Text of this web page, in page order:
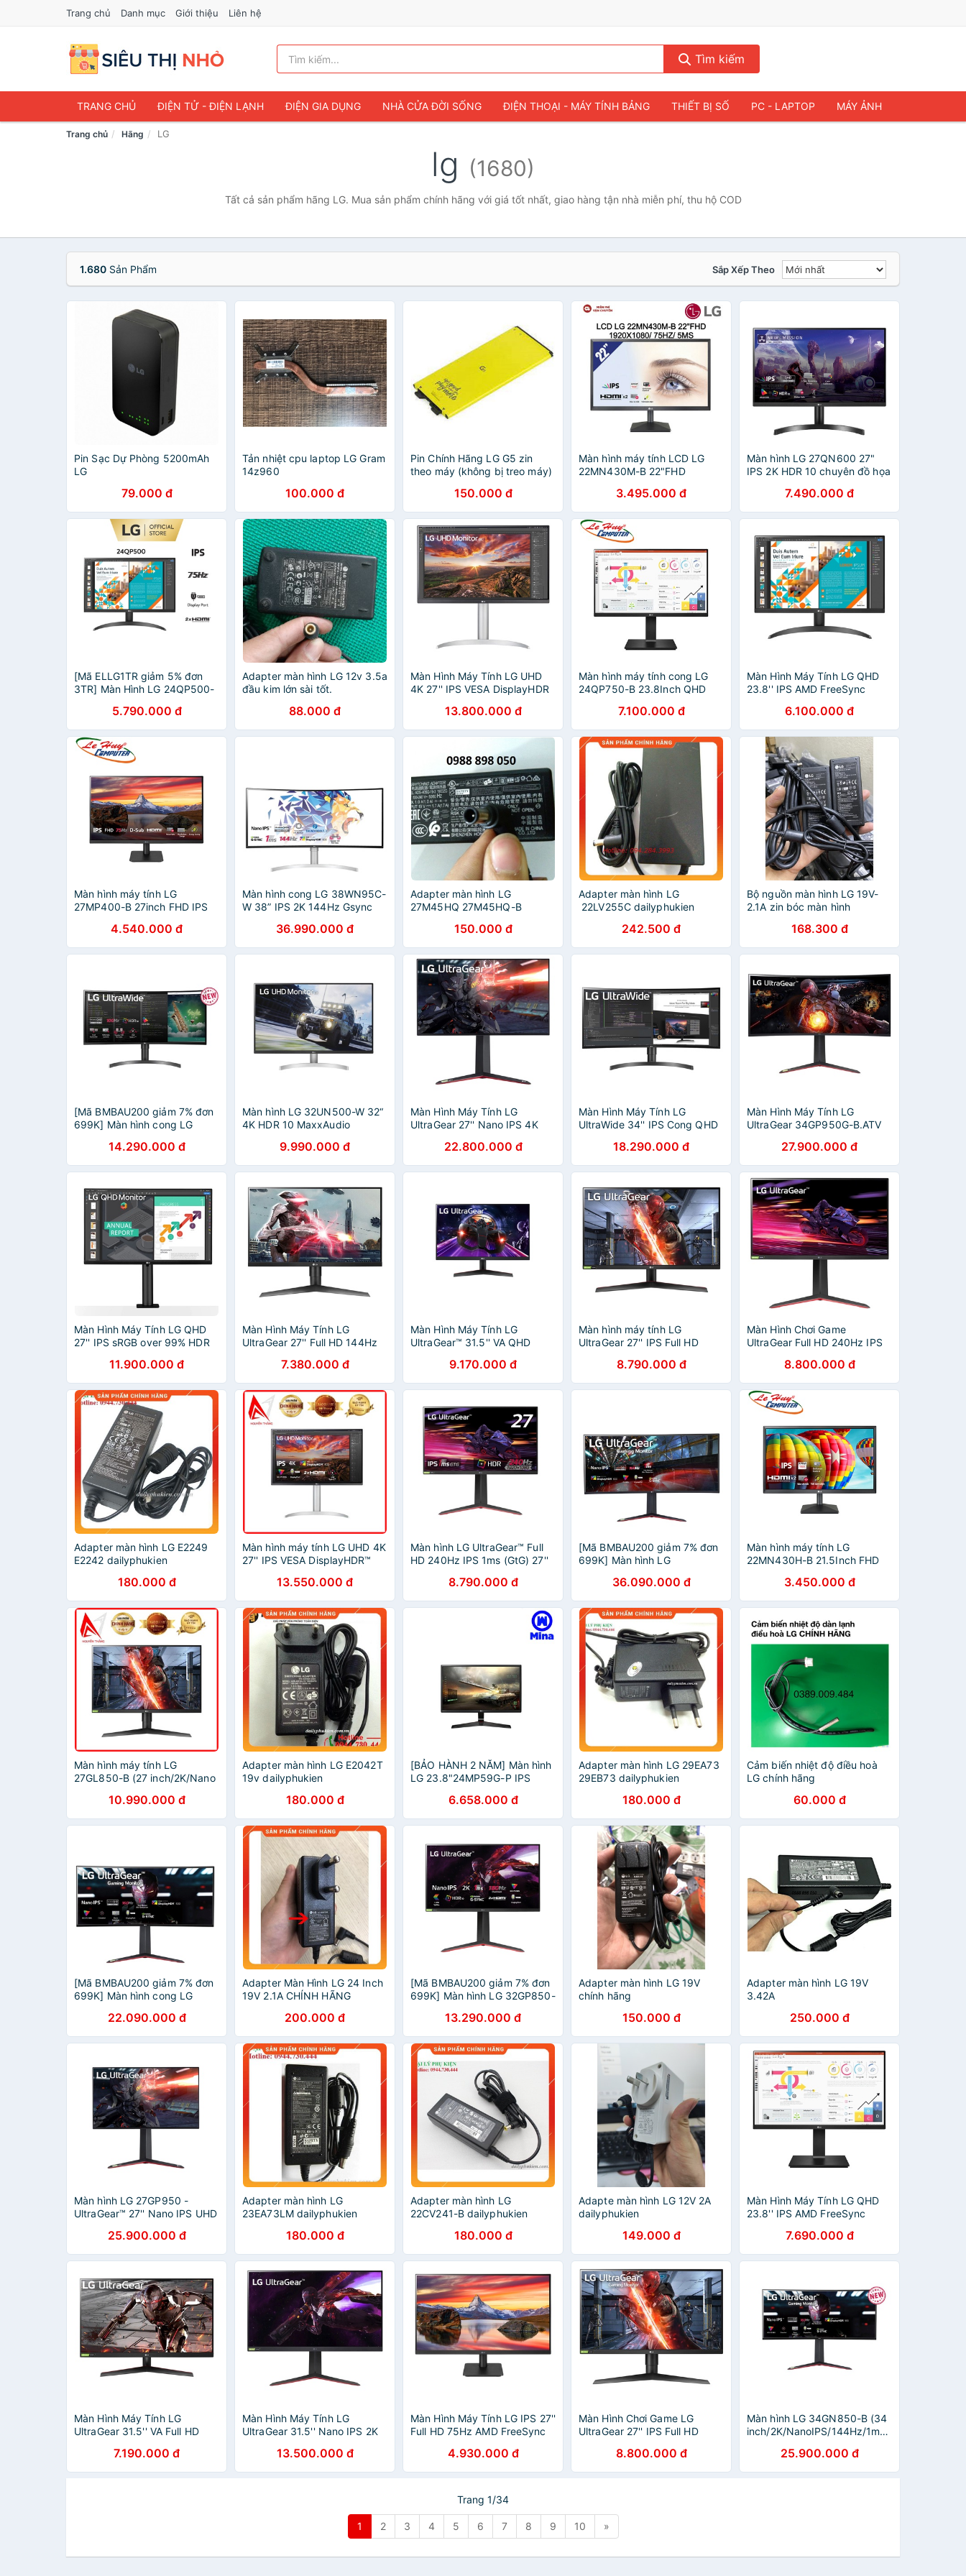
Trang chủ Danh mục Giới thiệu Liên hệ
Tìm kiếm
TRANG CHỦ ĐIỆN TỬ - ĐIỆN LẠNH ĐIỆN GIA DỤNG NHÀ CỬA ĐỜI SỐNG ĐIỆN THOẠI - MÁY TÍNH BẢNG THIẾT BỊ SỐ PC - LAPTOP MÁY ẢNH
Trang chủ Hãng LG
lg (1680)
Tất cả sản phẩm hãng LG. Mua sản phẩm chính hãng với giá tốt nhất, giao hàng tận nhà miễn phí, thu hộ COD
1.680 Sản Phẩm Sắp Xếp Theo
Pin Sạc Dự Phòng 5200mAh
LG
79.000 đ
Tản nhiệt cpu laptop LG Gram
14z960
100.000 đ
Pin Chính Hãng LG G5 zin
theo máy (không bị treo máy)
150.000 đ
Màn hình máy tính LCD LG
22MN430M-B 22"FHD
chính hãng3.495.000 đ
Màn hình LG 27QN600 27"
IPS 2K HDR 10 chuyên đồ họa
7.490.000 đ
[Mã ELLG1TR giảm 5% đơn
3TR] Màn Hình LG 24QP500-
FreeSync™- Hàng Chính Hãng
5.790.000 đ
Adapter màn hình LG 12v 3.5a
đầu kim lớn sài tốt.
88.000 đ
Màn Hình Máy Tính LG UHD
4K 27'' IPS VESA DisplayHDR
hoạt 27UP850-W - Hàng
Chính Hãng
13.800.000 đ
Màn hình máy tính cong LG
24QP750-B 23.8Inch QHD
7.100.000 đ
Màn Hình Máy Tính LG QHD
23.8'' IPS AMD FreeSync
B - Hàng Chính Hãng
6.100.000 đ
Màn hình máy tính LG
27MP400-B 27inch FHD IPS
4.540.000 đ
Màn hình cong LG 38WN95C-
W 38” IPS 2K 144Hz Gsync
36.990.000 đ
Adapter màn hình LG
27M45HQ 27M45HQ-B
150.000 đ
Adapter màn hình LG
22LV255C dailyphukien
242.500 đ
Bộ nguồn màn hình LG 19V-
2.1A zin bóc màn hình
168.300 đ
[Mã BMBAU200 giảm 7% đơn
699K] Màn hình cong LG
HDR10 UltraWide
14.290.000 đ
Màn hình LG 32UN500-W 32“
4K HDR 10 MaxxAudio
9.990.000 đ
Màn Hình Máy Tính LG
UltraGear 27'' Nano IPS 4K
HDR600 NVIDIA G-SYNC
27GN950-B - Hàng Chính
Hãng
22.800.000 đ
Màn Hình Máy Tính LG
UltraWide 34'' IPS Cong QHD
USB Type-C 34WN80C-B -
Hàng Chính Hãng
18.290.000 đ
Màn Hình Máy Tính LG
UltraGear 34GP950G-B.ATV
- Hàng Chính Hãng
27.900.000 đ
Màn Hình Máy Tính LG QHD
27'' IPS sRGB over 99% HDR
27QN880-B - Hàng Chính
Hãng
11.900.000 đ
Màn Hình Máy Tính LG
UltraGear 27'' Full HD 144Hz
Hàng Chính Hãng
7.380.000 đ
Màn Hình Máy Tính LG
UltraGear™ 31.5'' VA QHD
FreeSync™ HDR 32GN600-B -
Hàng Chính Hãng
9.170.000 đ
Màn hình máy tính LG
UltraGear 27'' IPS Full HD
SYNC Compatible HDR
27GN600-B - Hàng Chính
Hãng
8.790.000 đ
Màn Hình Chơi Game
UltraGear Full HD 240Hz IPS
NVIDIA G-SYNC 27GP750-B -
Hàng Chính Hãng
8.800.000 đ
Adapter màn hình LG E2249
E2242 dailyphukien
180.000 đ
Màn hình máy tính LG UHD 4K
27'' IPS VESA DisplayHDR™
linh hoạt 27UP850-W new
chính hãng
13.550.000 đ
Màn hình LG UltraGear™ Full
HD 240Hz IPS 1ms (GtG) 27''
SYNC® - LG 27GP750
8.790.000 đ
[Mã BMBAU200 giảm 7% đơn
699K] Màn hình LG
160Hz Oc G-Sync HDR 400 -
LG 38GN950
36.090.000 đ
Màn hình máy tính LG
22MN430H-B 21.5Inch FHD
3.450.000 đ
Màn hình máy tính LG
27GL850-B (27 inch/2K/Nano
10.990.000 đ
Adapter màn hình LG E2042T
19v dailyphukien
180.000 đ
[BẢO HÀNH 2 NĂM] Màn hình
LG 23.8"24MP59G-P IPS
6.658.000 đ
Adapter màn hình LG 29EA73
29EB73 dailyphukien
180.000 đ
Cảm biến nhiệt độ điều hoà
LG chính hãng
60.000 đ
[Mã BMBAU200 giảm 7% đơn
699K] Màn hình cong LG
160Hz G-Sync HDR10 - LG
34GN850
22.090.000 đ
Adapter Màn Hình LG 24 Inch
19V 2.1A CHÍNH HÃNG
200.000 đ
[Mã BMBAU200 giảm 7% đơn
699K] Màn hình LG 32GP850-
180Hz 1ms HDR G-Sync -
32GP850
13.290.000 đ
Adapter màn hình LG 19V
chính hãng
150.000 đ
Adapter màn hình LG 19V
3.42A
250.000 đ
Màn hình LG 27GP950 -
UltraGear™ 27'' Nano IPS UHD
Display HDR™ 600 NVIDIA®
G-SYNC® - LG 27GP950
25.900.000 đ
Adapter màn hình LG
23EA73LM dailyphukien
180.000 đ
Adapter màn hình LG
22CV241-B dailyphukien
180.000 đ
Adapte màn hình LG 12V 2A
dailyphukien
149.000 đ
Màn Hình Máy Tính LG QHD
23.8'' IPS AMD FreeSync
và USB Type-C 24QP750-B -
Hàng Chính Hãng
7.690.000 đ
Màn Hình Máy Tính LG
UltraGear 31.5'' VA Full HD
SYNC Compatible HDR
32GN500-B - Hàng Chính
7.190.000 đ
Màn Hình Máy Tính LG
UltraGear 31.5'' Nano IPS 2K
Compatible HDR10 32GP850-
B - Hàng Chính Hãng
13.500.000 đ
Màn Hình Máy Tính LG IPS 27''
Full HD 75Hz AMD FreeSync
27MP400-B - Hàng Chính
Hãng
4.930.000 đ
Màn Hình Chơi Game LG
UltraGear 27'' IPS Full HD
SYNC Compatible HDR
27GN750-B- Hàng Chính
8.800.000 đ
Màn hình LG 34GN850-B (34
inch/2K/NanoIPS/144Hz/1ms/400
Hàng Chính Hãng
25.900.000 đ
Trang 1/34
1 2 3 4 5 6 7 8 9 10 »